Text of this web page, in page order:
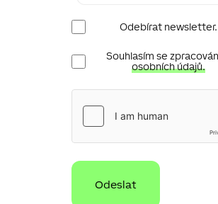
Newsletter
Odebírat newsletter.
Ochrana
osobních
údajů
Souhlasím se
osobních údajů.
hCaptcha